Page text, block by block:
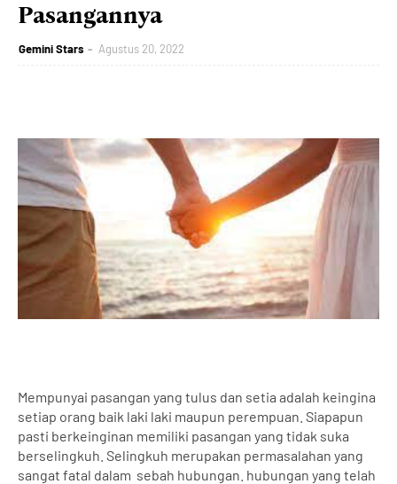
Pasangannya
Gemini Stars Agustus 20, 2022
Mempunyai pasangan yang tulus dan setia adalah keingina
setiap orang baik laki laki maupun perempuan. Siapapun
pasti berkeinginan memiliki pasangan yang tidak suka
berselingkuh. Selingkuh merupakan permasalahan yang
sangat fatal dalam sebah hubungan. hubungan yang telah